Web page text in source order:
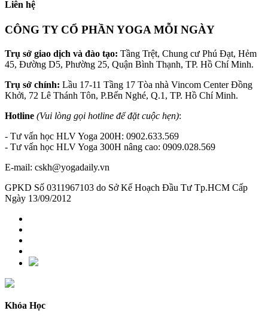
Liên hệ
CÔNG TY CỔ PHẦN YOGA MỖI NGÀY
Trụ sở giao dịch và đào tạo: Tầng Trệt, Chung cư Phú Đạt, Hẻm
45, Đường D5, Phường 25, Quận Bình Thạnh, TP. Hồ Chí Minh.
Trụ sở chính: Lầu 17-11 Tầng 17 Tòa nhà Vincom Center Đồng
Khởi, 72 Lê Thánh Tôn, P.Bến Nghé, Q.1, TP. Hồ Chí Minh.
Hotline (Vui lòng gọi hotline để đặt cuộc hẹn):
- Tư vấn học HLV Yoga 200H: 0902.633.569
- Tư vấn học HLV Yoga 300H nâng cao: 0909.028.569
E-mail: cskh@yogadaily.vn
GPKD Số 0311967103 do Sở Kế Hoạch Đầu Tư Tp.HCM Cấp
Ngày 13/09/2012
Khóa Học